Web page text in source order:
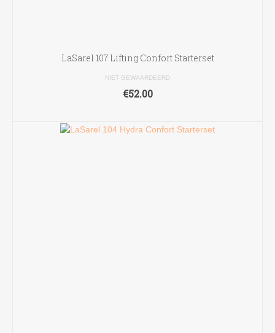
LaSarel 107 Lifting Confort Starterset
NIET GEWAARDEERD
€52.00